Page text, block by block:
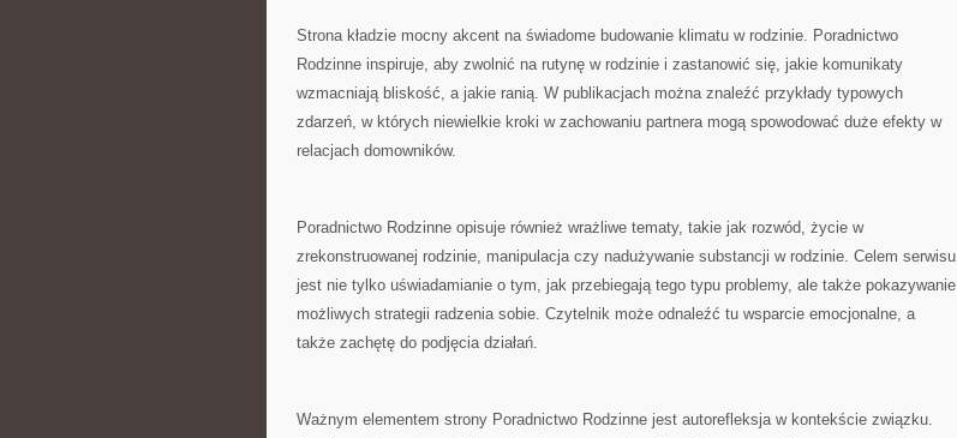
Strona kładzie mocny akcent na świadome budowanie klimatu w rodzinie. Poradnictwo
Rodzinne inspiruje, aby zwolnić na rutynę w rodzinie i zastanowić się, jakie komunikaty
wzmacniają bliskość, a jakie ranią. W publikacjach można znaleźć przykłady typowych
zdarzeń, w których niewielkie kroki w zachowaniu partnera mogą spowodować duże efekty w
relacjach domowników.
Poradnictwo Rodzinne opisuje również wrażliwe tematy, takie jak rozwód, życie w
zrekonstruowanej rodzinie, manipulacja czy nadużywanie substancji w rodzinie. Celem serwisu
jest nie tylko uświadamianie o tym, jak przebiegają tego typu problemy, ale także pokazywanie
możliwych strategii radzenia sobie. Czytelnik może odnaleźć tu wsparcie emocjonalne, a
także zachętę do podjęcia działań.
Ważnym elementem strony Poradnictwo Rodzinne jest autorefleksja w kontekście związku.